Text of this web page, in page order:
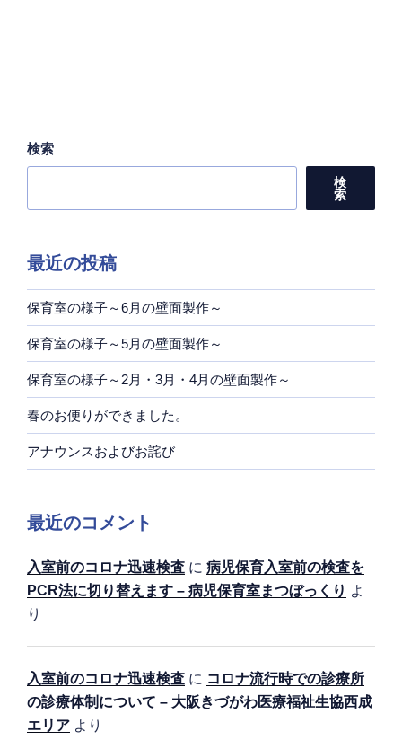
検索
検
索
最近の投稿
保育室の様子～6月の壁面製作～
保育室の様子～5月の壁面製作～
保育室の様子～2月・3月・4月の壁面製作～
春のお便りができました。
アナウンスおよびお詫び
最近のコメント
入室前のコロナ迅速検査 に 病児保育入室前の検査を
PCR法に切り替えます – 病児保育室まつぼっくり よ
り
入室前のコロナ迅速検査 に コロナ流行時での診療所
の診療体制について – 大阪きづがわ医療福祉生協西成
エリア より